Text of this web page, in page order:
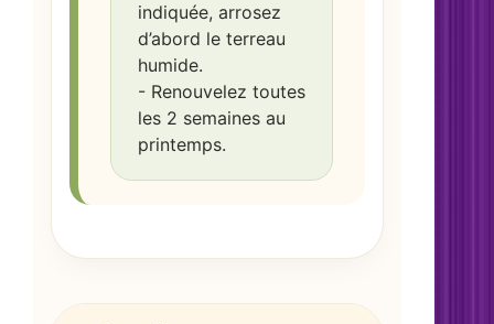
indiquée, arrosez
d’abord le terreau
humide.
- Renouvelez toutes
les 2 semaines au
printemps.